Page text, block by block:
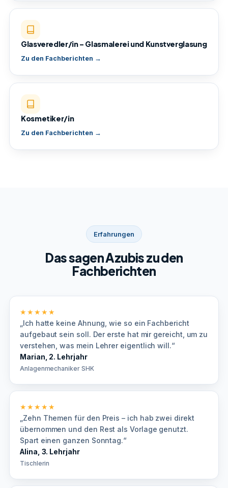
Glasveredler/in – Glasmalerei und Kunstverglasung
Zu den Fachberichten →
Kosmetiker/in
Zu den Fachberichten →
Erfahrungen
Das sagen Azubis zu den
Fachberichten
★★★★★
„Ich hatte keine Ahnung, wie so ein Fachbericht
aufgebaut sein soll. Der erste hat mir gereicht, um zu
verstehen, was mein Lehrer eigentlich will.“
Marian, 2. Lehrjahr
Anlagenmechaniker SHK
★★★★★
„Zehn Themen für den Preis – ich hab zwei direkt
übernommen und den Rest als Vorlage genutzt.
Spart einen ganzen Sonntag.“
Alina, 3. Lehrjahr
Tischlerin